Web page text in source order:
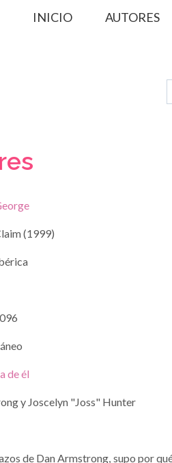
INICIO AUTORES
(1999)
de él
y Joscelyn "Joss" Hunter
de Dan Armstrong, supo por